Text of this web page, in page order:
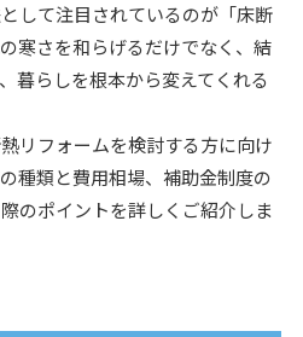
して注目されているのが「床断
寒さを和らげるだけでなく、結
暮らしを根本から変えてくれる
リフォームを検討する方に向け
種類と費用相場、補助金制度の
のポイントを詳しくご紹介しま